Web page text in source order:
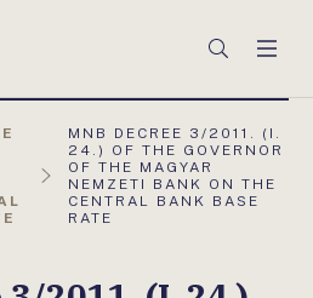
Keresés
AKTUÁLIS
OLDAL:
MNB DECREE 3/2011. (I.
24.) OF THE GOVERNOR
OF THE MAGYAR
NEMZETI BANK ON THE
CENTRAL BANK BASE
RATE